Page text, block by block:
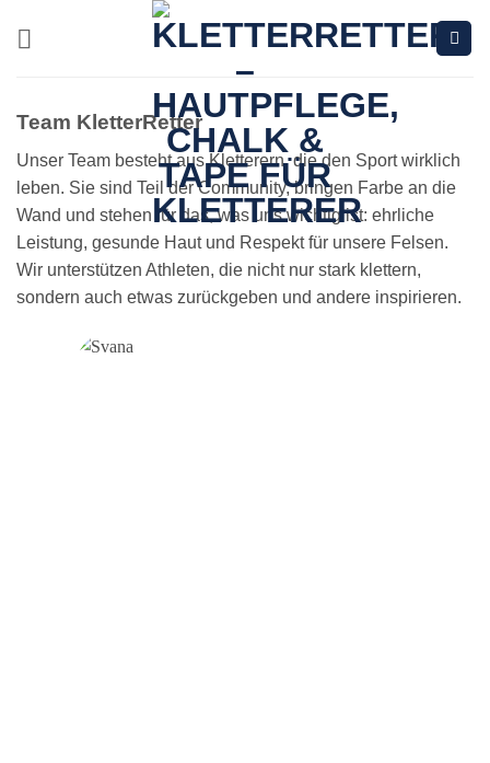
Team KletterRetter
Unser Team besteht aus Kletterern, die den Sport wirklich
leben. Sie sind Teil der Community, bringen Farbe an die
Wand und stehen für das, was uns wichtig ist: ehrliche
Leistung, gesunde Haut und Respekt für unsere Felsen.
Wir unterstützen Athleten, die nicht nur stark klettern,
sondern auch etwas zurückgeben und andere inspirieren.